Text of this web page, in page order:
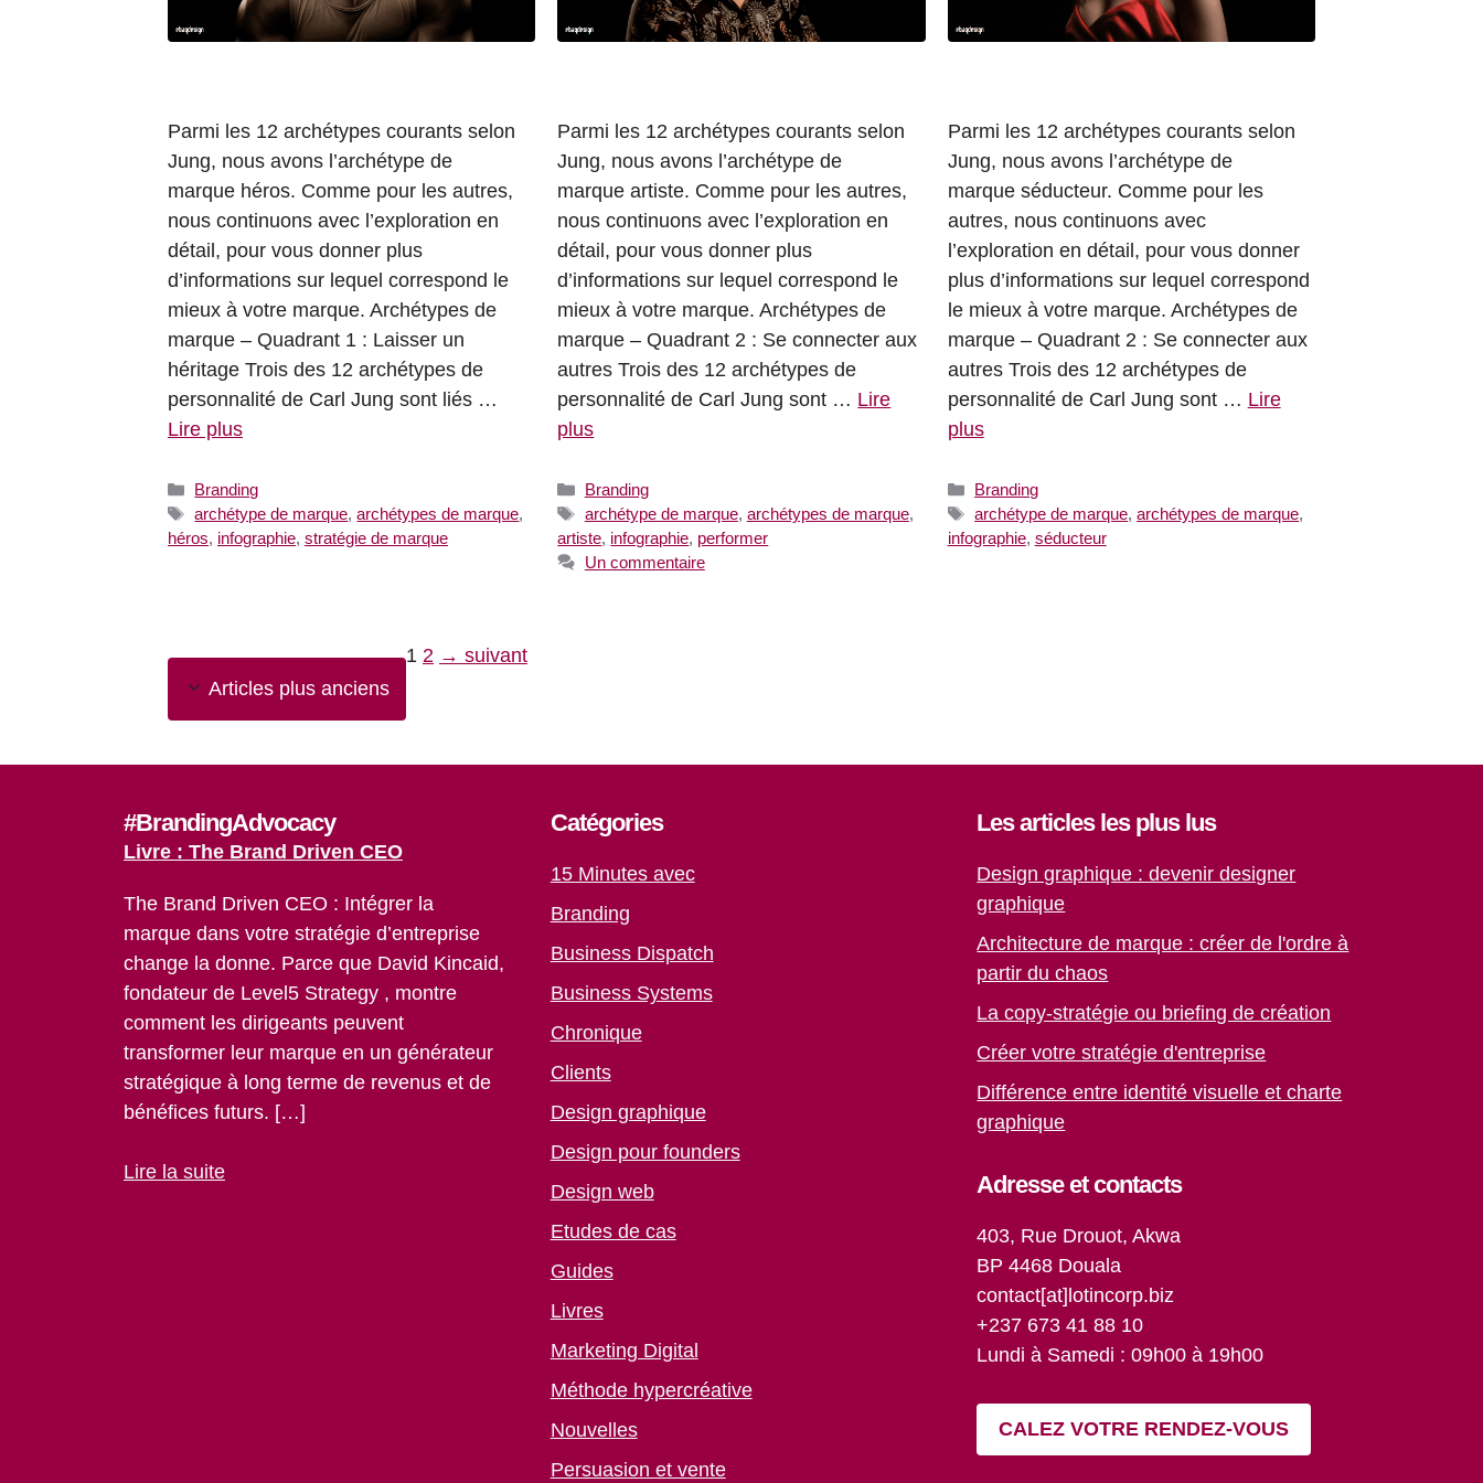
Parmi les 12 archétypes courants selon
Jung, nous avons l’archétype de
marque héros. Comme pour les autres,
nous continuons avec l’exploration en
détail, pour vous donner plus
d’informations sur lequel correspond le
mieux à votre marque. Archétypes de
marque – Quadrant 1 : Laisser un
héritage Trois des 12 archétypes de
personnalité de Carl Jung sont liés …
Lire plus
Catégories
Branding
Étiquettes
archétype de marque,archétypes de marque,
héros, infographie, stratégie de marque
Parmi les 12 archétypes courants selon
Jung, nous avons l’archétype de
marque artiste. Comme pour les autres,
nous continuons avec l’exploration en
détail, pour vous donner plus
d’informations sur lequel correspond le
mieux à votre marque. Archétypes de
marque – Quadrant 2 : Se connecter aux
autres Trois des 12 archétypes de
personnalité de Carl Jung sont … Lire
plus
Catégories
Branding
Étiquettes
archétype de marque, archétypes de marque,
artiste, infographie, performer
Un commentaire
Parmi les 12 archétypes courants selon
Jung, nous avons l’archétype de
marque séducteur. Comme pour les
autres, nous continuons avec
l’exploration en détail, pour vous donner
plus d’informations sur lequel correspond
le mieux à votre marque. Archétypes de
marque – Quadrant 2 : Se connecter aux
autres Trois des 12 archétypes de
personnalité de Carl Jung sont … Lire
plus
Catégories
Branding
Étiquettes
archétype de marque,archétypes de marque,
infographie, séducteur
Articles plus anciens
Page
1 Page
2 → suivant
#BrandingAdvocacy
Livre : The Brand Driven CEO
The Brand Driven CEO : Intégrer la
marque dans votre stratégie d’entreprise
change la donne. Parce que David Kincaid,
fondateur de Level5 Strategy , montre
comment les dirigeants peuvent
transformer leur marque en un générateur
stratégique à long terme de revenus et de
bénéfices futurs. […]
Lire la suite
Catégories
15 Minutes avec
Branding
Business Dispatch
Business Systems
Chronique
Clients
Design graphique
Design pour founders
Design web
Etudes de cas
Guides
Livres
Marketing Digital
Méthode hypercréative
Nouvelles
Persuasion et vente
Les articles les plus lus
Design graphique : devenir designer
graphique
Architecture de marque : créer de l'ordre à
partir du chaos
La copy-stratégie ou briefing de création
Créer votre stratégie d'entreprise
Différence entre identité visuelle et charte
graphique
Adresse et contacts
403, Rue Drouot, Akwa
BP 4468 Douala
contact[at]lotincorp.biz
+237 673 41 88 10
Lundi à Samedi : 09h00 à 19h00
CALEZ VOTRE RENDEZ-VOUS